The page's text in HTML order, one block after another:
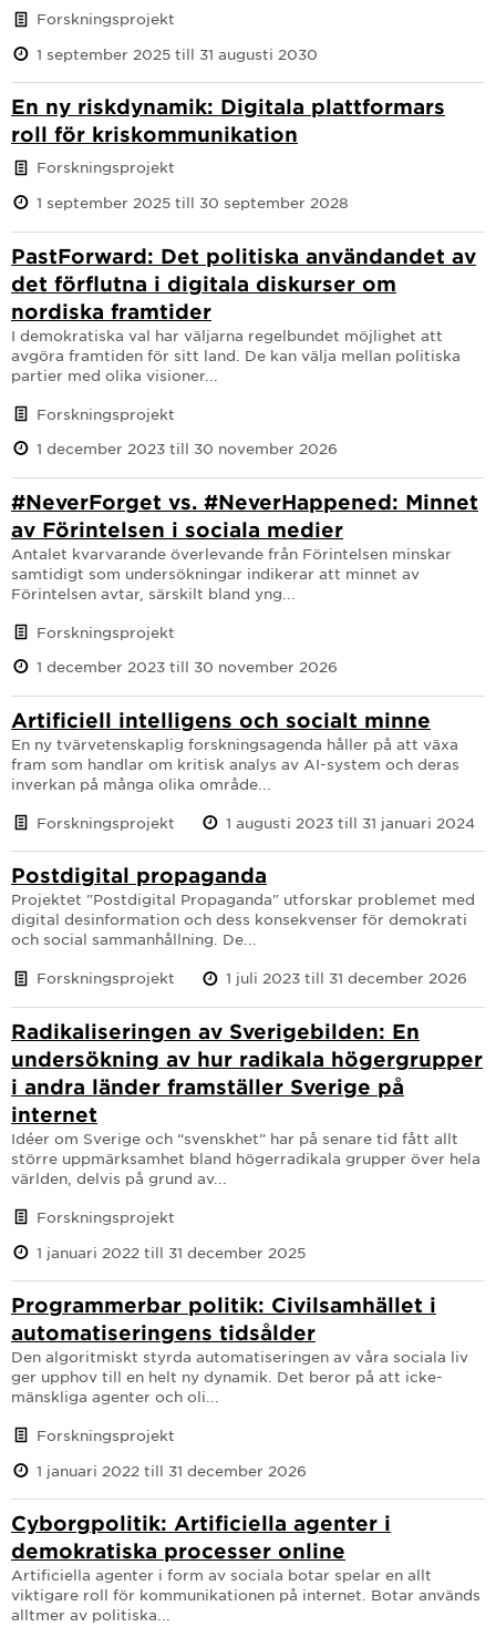
Forskningsprojekt
1 september 2025 till 31 augusti 2030
En ny riskdynamik: Digitala plattformars
roll för kriskommunikation
Forskningsprojekt
1 september 2025 till 30 september 2028
PastForward: Det politiska användandet av
det förflutna i digitala diskurser om
nordiska framtider
I demokratiska val har väljarna regelbundet möjlighet att
avgöra framtiden för sitt land. De kan välja mellan politiska
partier med olika visioner...
Forskningsprojekt
1 december 2023 till 30 november 2026
#NeverForget vs. #NeverHappened: Minnet
av Förintelsen i sociala medier
Antalet kvarvarande överlevande från Förintelsen minskar
samtidigt som undersökningar indikerar att minnet av
Förintelsen avtar, särskilt bland yng...
Forskningsprojekt
1 december 2023 till 30 november 2026
Artificiell intelligens och socialt minne
En ny tvärvetenskaplig forskningsagenda håller på att växa
fram som handlar om kritisk analys av AI-system och deras
inverkan på många olika område...
Forskningsprojekt 1 augusti 2023 till 31 januari 2024
Postdigital propaganda
Projektet "Postdigital Propaganda" utforskar problemet med
digital desinformation och dess konsekvenser för demokrati
och social sammanhållning. De...
Forskningsprojekt 1 juli 2023 till 31 december 2026
Radikaliseringen av Sverigebilden: En
undersökning av hur radikala högergrupper
i andra länder framställer Sverige på
internet
Idéer om Sverige och “svenskhet” har på senare tid fått allt
större uppmärksamhet bland högerradikala grupper över hela
världen, delvis på grund av...
Forskningsprojekt
1 januari 2022 till 31 december 2025
Programmerbar politik: Civilsamhället i
automatiseringens tidsålder
Den algoritmiskt styrda automatiseringen av våra sociala liv
ger upphov till en helt ny dynamik. Det beror på att icke-
mänskliga agenter och oli...
Forskningsprojekt
1 januari 2022 till 31 december 2026
Cyborgpolitik: Artificiella agenter i
demokratiska processer online
Artificiella agenter i form av sociala botar spelar en allt
viktigare roll för kommunikationen på internet. Botar används
alltmer av politiska...